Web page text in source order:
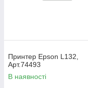
Принтер Epson L132,
Арт.74493
В наявності